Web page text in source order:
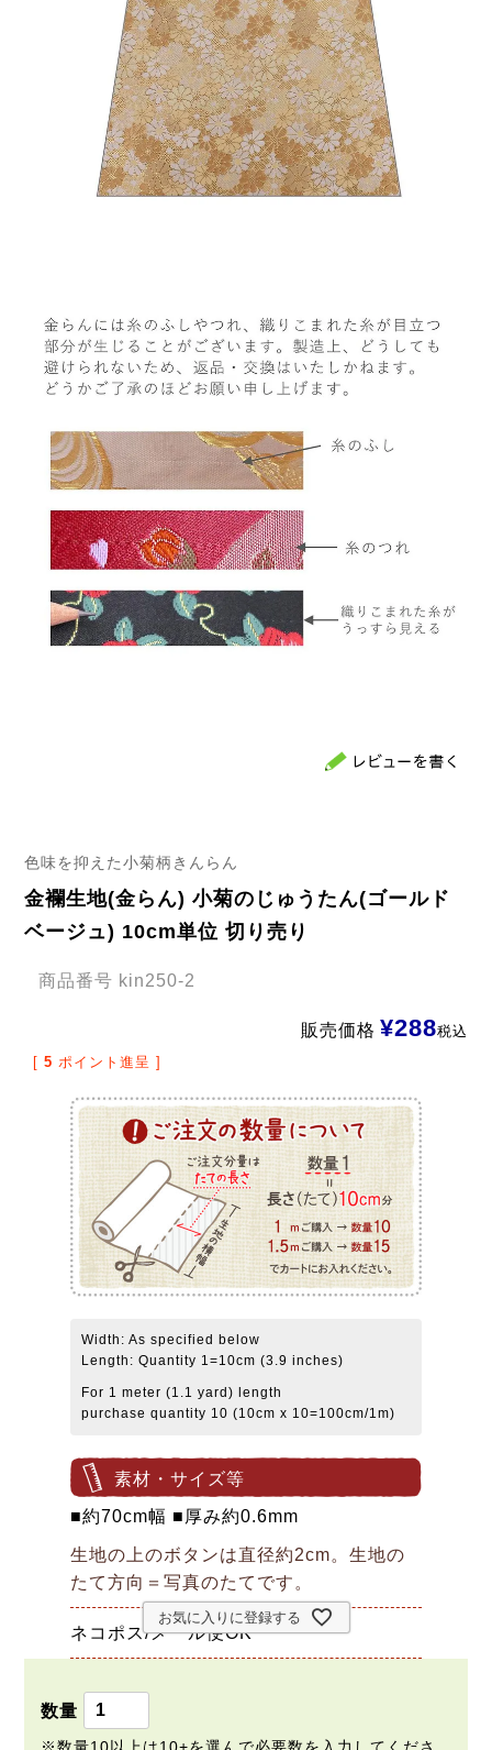
色味を抑えた小菊柄きんらん
金襴生地(金らん) 小菊のじゅうたん(ゴールド
ベージュ) 10cm単位 切り売り
商品番号 kin250-2
販売価格 ¥288税込
[ 5 ポイント進呈 ]
Width: As specified below
Length: Quantity 1=10cm (3.9 inches)
For 1 meter (1.1 yard) length
purchase quantity 10 (10cm x 10=100cm/1m)
素材・サイズ等
■約70cm幅 ■厚み約0.6mm
生地の上のボタンは直径約2cm。生地の
たて方向＝写真のたてです。
ネコポス/メール便OK
お気に入りに登録する